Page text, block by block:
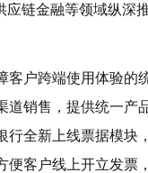
链金融等领域纵深推
客户跨端使用体验的
销售，提供统一
全新上线票据模块
客户线上开立发票